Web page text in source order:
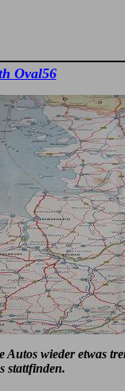
Oval56
wieder etwas
stattfinden.